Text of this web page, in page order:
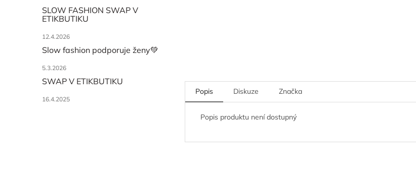
SLOW FASHION SWAP V
ETIKBUTIKU
12.4.2026
Slow fashion podporuje ženy💚
5.3.2026
SWAP V ETIKBUTIKU
16.4.2025
Popis Diskuze Značka
Popis produktu není dostupný